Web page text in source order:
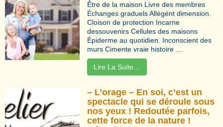
Être de la maison Livre des membres
Échanges graduels Allégént dimension.
Cloison de protection Incarne
dessouvenirs Cellules des maisons
Épiderme au quotidien. Inconscient des
murs Cimente vraie histoire ...
Lire La Suite…
– L’orage – En soi, c’est un
spectacle qui se déroule sous
nos yeux ! Redoutée parfois,
cette force de la nature !